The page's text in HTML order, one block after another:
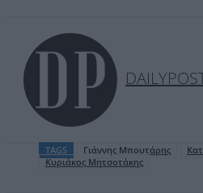
TAGS Γιάννης Μπουτάρης
Κυριάκος Μητσοτάκης